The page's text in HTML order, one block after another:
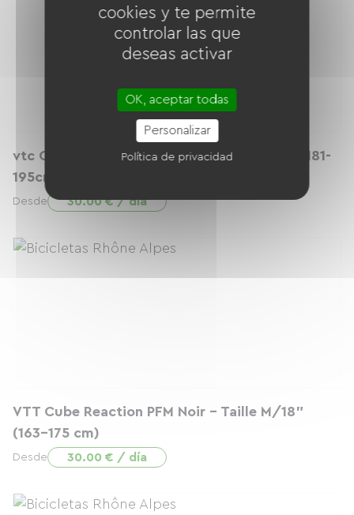
vtc Cube Touring Hybrid one - Taille L/58 (181-
195cm)
Desde 30.00 € / día
VTT Cube Reaction PFM Noir - Taille M/18"
(163-175 cm)
Desde 30.00 € / día
cookies y te permite
controlar las que
deseas activar
OK, aceptar todas
Personalizar
Política de privacidad